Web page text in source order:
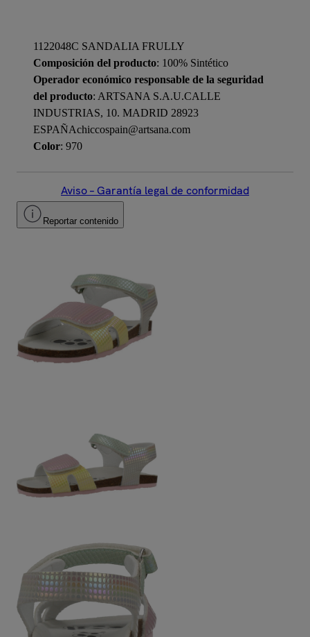
1122048C SANDALIA FRULLY
Composición del producto: 100% Sintético
Operador económico responsable de la seguridad
del producto: ARTSANA S.A.U.CALLE
INDUSTRIAS, 10. MADRID 28923
ESPAÑAchiccospain@artsana.com
Color: 970
Aviso – Garantía legal de conformidad
Reportar contenido